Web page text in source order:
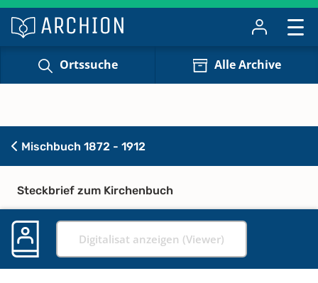
Ortssuche Alle Archive
Mischbuch 1872 - 1912
Steckbrief zum Kirchenbuch
Digitalisat anzeigen (Viewer)